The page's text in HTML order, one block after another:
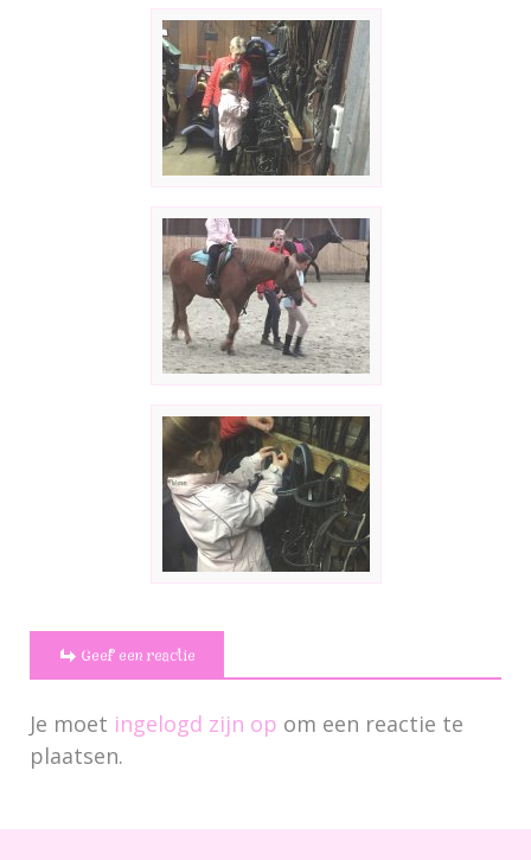
Geef een reactie
Je moet ingelogd zijn op om een reactie te
plaatsen.